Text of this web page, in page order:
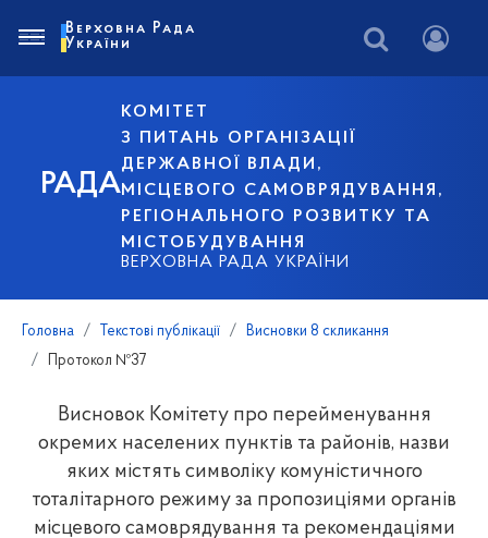
РАДА
КОМІТЕТ
З ПИТАНЬ ОРГАНІЗАЦІЇ
ДЕРЖАВНОЇ ВЛАДИ,
МІСЦЕВОГО САМОВРЯДУВАННЯ,
РЕГІОНАЛЬНОГО РОЗВИТКУ ТА
МІСТОБУДУВАННЯ
ВЕРХОВНА РАДА УКРАЇНИ
Верховна Рада
України
Головна Текстові публікації
Висновки 8 скликання
Протокол №37
Висновок Комітету про перейменування
окремих населених пунктів та районів, назви
яких містять символіку комуністичного
тоталітарного режиму за пропозиціями органів
місцевого самоврядування та рекомендаціями